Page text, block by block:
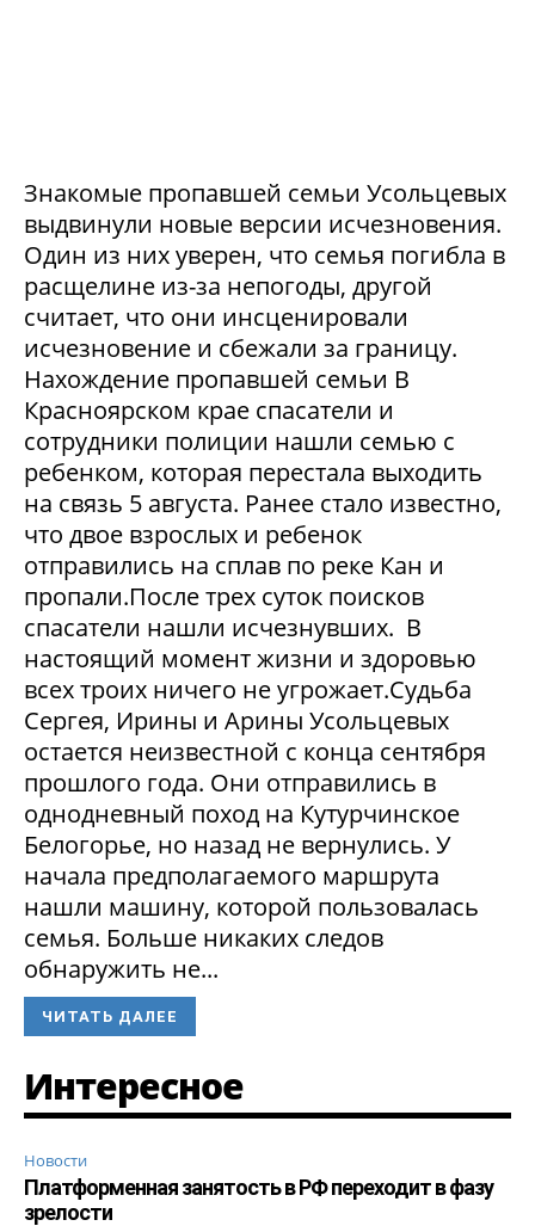
Знакомые пропавшей семьи Усольцевых
выдвинули новые версии исчезновения.
Один из них уверен, что семья погибла в
расщелине из-за непогоды, другой
считает, что они инсценировали
исчезновение и сбежали за границу.
Нахождение пропавшей семьи В
Красноярском крае спасатели и
сотрудники полиции нашли семью с
ребенком, которая перестала выходить
на связь 5 августа. Ранее стало известно,
что двое взрослых и ребенок
отправились на сплав по реке Кан и
пропали.После трех суток поисков
спасатели нашли исчезнувших. В
настоящий момент жизни и здоровью
всех троих ничего не угрожает.Судьба
Сергея, Ирины и Арины Усольцевых
остается неизвестной с конца сентября
прошлого года. Они отправились в
однодневный поход на Кутурчинское
Белогорье, но назад не вернулись. У
начала предполагаемого маршрута
нашли машину, которой пользовалась
семья. Больше никаких следов
обнаружить не...
ЧИТАТЬ ДАЛЕЕ
Интересное
Новости
Платформенная занятость в РФ переходит в фазу
зрелости